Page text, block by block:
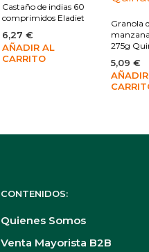
Castaño de indias 60
comprimidos Eladiet
6,27€
AÑADIR AL
CARRITO
Granola
275g
5,09 €
CONTENIDOS:
Quienes Somos
Venta Mayorista B2B